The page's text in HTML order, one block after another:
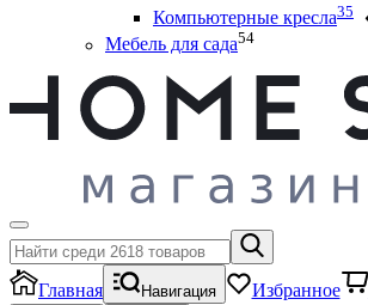
Компьютерные кресла35
Мебель для сада54
Главная Навигация Избранное